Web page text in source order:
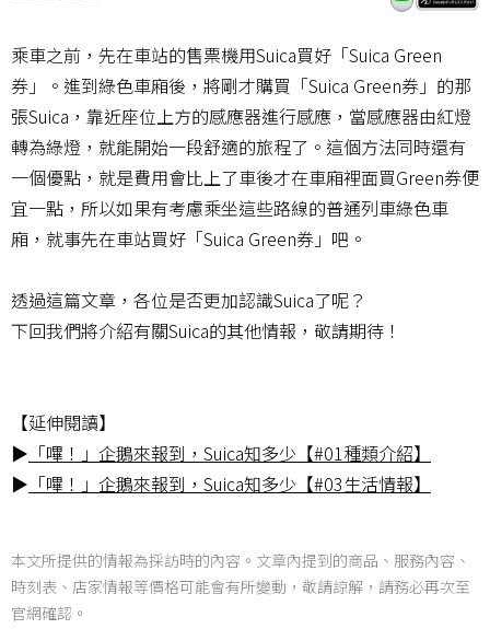
乘車之前，先在車站的售票機用Suica買好「Suica Green
券」。進到綠色車廂後，將剛才購買「Suica Green券」的那
張Suica，靠近座位上方的感應器進行感應，當感應器由紅燈
轉為綠燈，就能開始一段舒適的旅程了。這個方法同時還有
一個優點，就是費用會比上了車後才在車廂裡面買Green券便
宜一點，所以如果有考慮乘坐這些路線的普通列車綠色車
廂，就事先在車站買好「Suica Green券」吧。
透過這篇文章，各位是否更加認識Suica了呢？
下回我們將介紹有關Suica的其他情報，敬請期待！
【延伸閱讀】
▶ 「嗶！」企鵝來報到，Suica知多少【#01種類介紹】
▶ 「嗶！」企鵝來報到，Suica知多少【#03生活情報】
本文所提供的情報為採訪時的內容。文章內提到的商品、服務內容、
時刻表、店家情報等價格可能會有所變動，敬請諒解，請務必再次至
官網確認。